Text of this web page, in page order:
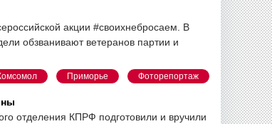
акции #своихнебросаем. В
обзванивают ветеранов партии и
Приморье Фоторепортаж
отделения КПРФ подготовили и вручили